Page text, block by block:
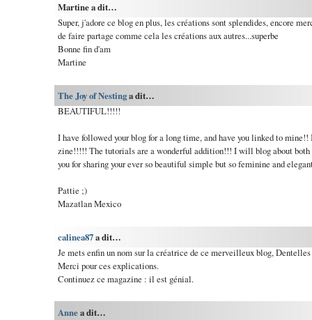
Martine a dit…
Super, j'adore ce blog en plus, les créations sont splendides, encore
de faire partage comme cela les créations aux autres...superbe
Bonne fin d'am
Martine
The Joy of Nestinga dit…
BEAUTIFUL!!!!!
I have followed your blog for a long time, and have you linked to
zine!!!!! The tutorials are a wonderful addition!!! I will blog about both
you for sharing your ever so beautiful simple but so feminine and
Pattie ;)
Mazatlan Mexico
calinea87a dit…
Je mets enfin un nom sur la créatrice de ce merveilleux blog, Dentelles
Merci pour ces explications.
Continuez ce magazine : il est génial.
Annea dit…